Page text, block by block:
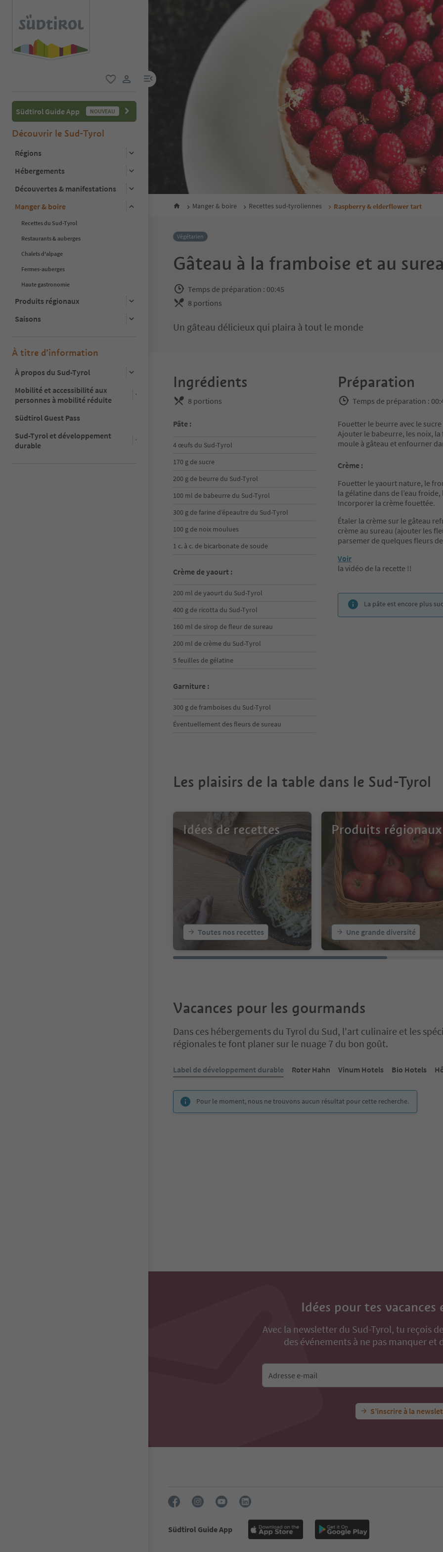
lien utilisateur
lien menu
Südtirol Guide App NOUVEAU
Découvrir le Sud-Tyrol
Régions
Hébergements
Découvertes & manifestations
Manger & boire
Recettes du Sud-Tyrol
Restaurants & auberges
Chalets d'alpage
Fermes-auberges
Haute gastronomie
Produits régionaux
Saisons
À titre d’information
À propos du Sud-Tyrol
Mobilité et accessibilité aux
personnes à mobilité réduite
Südtirol Guest Pass
Sud-Tyrol et développement
durable
Manger & boire Recettes sud-tyroliennes Raspberry & elderflower tart
Végétarien
Gâteau à la framboise et au
Temps de préparation : 00:45
8 portions
Un gâteau délicieux qui plaira à tout le monde
Ingrédients
8 portions
Pâte :
4 œufs du Sud-Tyrol
170 g de sucre
200 g de beurre du Sud-Tyrol
100 ml de babeurre du Sud-Tyrol
300 g de farine d’épeautre du Sud-Tyrol
100 g de noix moulues
1 c. à c. de bicarbonate de soude
Crème de yaourt :
200 ml de yaourt du Sud-Tyrol
400 g de ricotta du Sud-Tyrol
160 ml de sirop de fleur de sureau
200 ml de crème du Sud-Tyrol
5 feuilles de gélatine
Garniture :
300 g de framboises du Sud-Tyrol
Éventuellement des fleurs de sureau
Préparation
Temps de préparation :
Fouetter le beurre avec le
Ajouter le babeurre, les noix,
moule à gâteau et enfourner
Crème :
Fouetter le yaourt nature, le
la gélatine dans de l’eau
Incorporer la crème fouettée.
Étaler la crème sur le gâteau
crème au sureau (ajouter les
parsemer de quelques fleurs
Voir
la vidéo de la recette !!
La pâte est encore plus
Les plaisirs de la table dans le Sud-Tyrol
Idées de recettes
Toutes nos recettes
Produits régionaux
Une grande diversité
Vacances pour les gourmands
Dans ces hébergements du Tyrol du Sud, l'art culinaire et les
régionales te font planer sur le nuage 7 du bon goût.
Vous êtes sur un curseur à onglets. Sélectionnez un onglet pour afficher son
Label de développement durable Roter Hahn Vinum Hotels Bio Hotels
Pour le moment, nous ne trouvons aucun résultat pour cette recherche.
Idées pour tes vacances
Avec la newsletter du Sud-Tyrol, tu reçois
des événements à ne pas manquer et
Adresse e-mail
S’inscrire à la
Südtirol Guide App